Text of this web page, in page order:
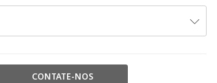
CONTATE-NOS